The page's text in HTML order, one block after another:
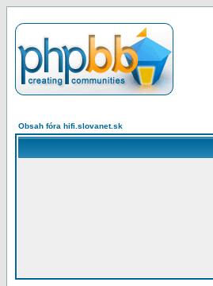
Obsah fóra hifi.slovanet.sk